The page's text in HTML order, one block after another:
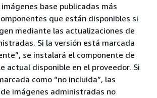
base publicadas más
que están disponibles si
mediante las actualizaciones de
Si la versión está marcada
se instalará el componente de
actual disponible en el proveedor. Si
como “no incluida”, las
imágenes administradas no